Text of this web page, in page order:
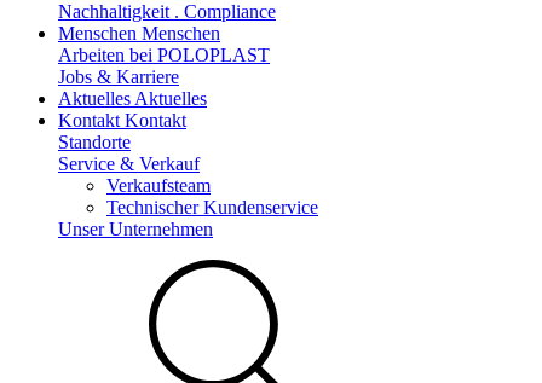
Nachhaltigkeit . Compliance
Menschen Menschen
Arbeiten bei POLOPLAST
Jobs & Karriere
Aktuelles Aktuelles
Kontakt Kontakt
Standorte
Service & Verkauf
Verkaufsteam
Technischer Kundenservice
Unser Unternehmen